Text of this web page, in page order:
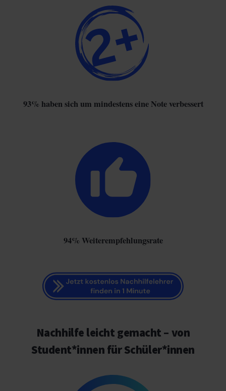
93% haben sich um mindestens eine Note verbessert
94% Weiterempfehlungsrate
Nachhilfe leicht gemacht – von
Student*innen für Schüler*innen